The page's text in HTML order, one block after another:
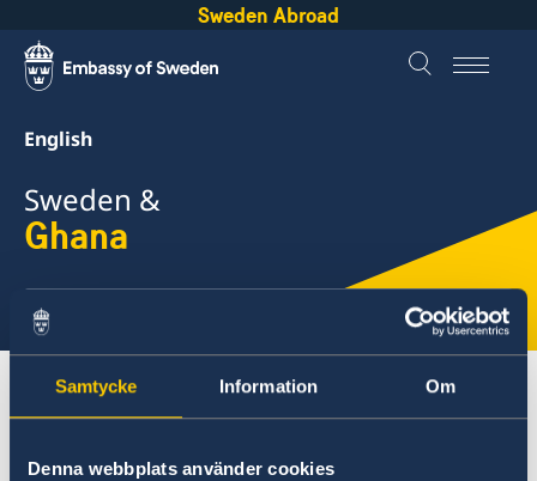
Samtycke Information Om
Denna webbplats använder cookies
Sweden Abroad
English
Sweden &
Ghana
Select
here
About Sweden Ghana Going to Sweden?